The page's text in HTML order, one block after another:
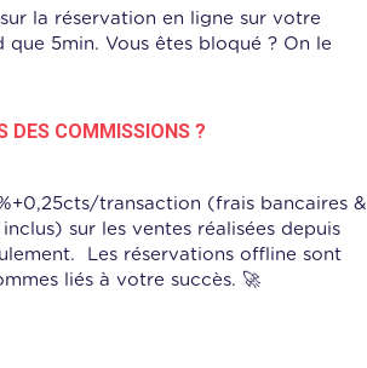
la réservation en ligne sur votre
que 5min. Vous êtes bloqué ? On le
DES COMMISSIONS ?
transaction (frais bancaires &
sur les ventes réalisées depuis
Les réservations offline sont
liés à votre succès. 🚀